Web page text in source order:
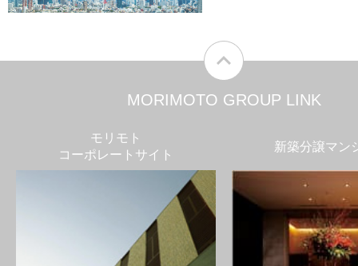
MORIMOTO GROUP LINK
モリモト
コーポレートサイト
新築分譲マン